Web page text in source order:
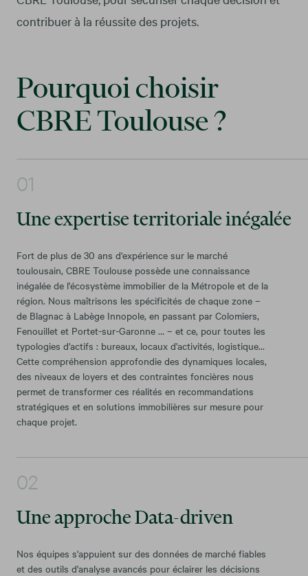
contribuer à la réussite des projets.
Pourquoi choisir
CBRE Toulouse ?
Une expertise territoriale inégalée
Fort de plus de 30 ans d'expérience sur le marché
toulousain, CBRE Toulouse possède une connaissance
inégalée de l'écosystème immobilier de la Métropole et de la
région. Nous maîtrisons les spécificités de chaque zone –
de Blagnac à Labège Innopole, en passant par Colomiers,
Fenouillet et Portet-sur-Garonne … – et ce, pour toutes les
typologies d'actifs : bureaux, locaux d'activités, logistique...
Cette compréhension approfondie des dynamiques locales,
des niveaux de loyers et des contraintes foncières nous
permet de transformer ces réalités en recommandations
stratégiques et en solutions immobilières sur mesure pour
chaque projet.
Une approche Data-driven
Nos équipes s'appuient sur des données de marché fiables
et des outils d'analyse avancés pour éclairer les décisions